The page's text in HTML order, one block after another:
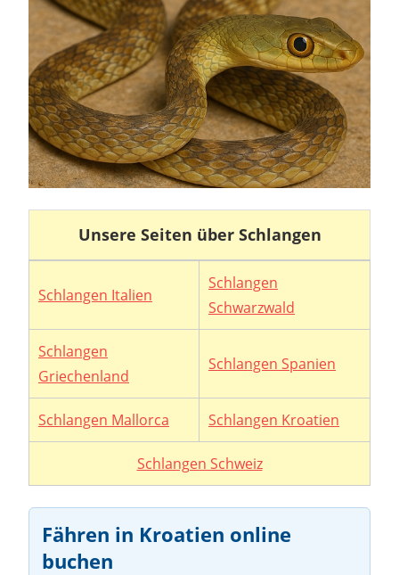
Unsere Seiten über Schlangen
Schlangen Italien
Schlangen
Schwarzwald
Schlangen
Griechenland
Schlangen Spanien
Schlangen Mallorca Schlangen Kroatien
Schlangen Schweiz
Fähren in Kroatien online
buchen